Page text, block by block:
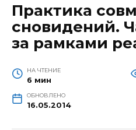
Практика
сновидений.
за рамками
НА ЧТЕНИЕ
6 мин
ОБНОВЛЕНО
16.05.2014